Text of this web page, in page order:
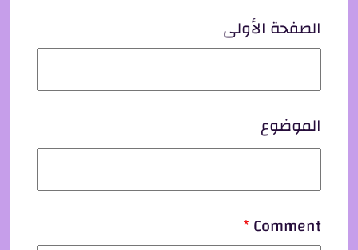
الصفحة الأولى
الموضوع
Comment